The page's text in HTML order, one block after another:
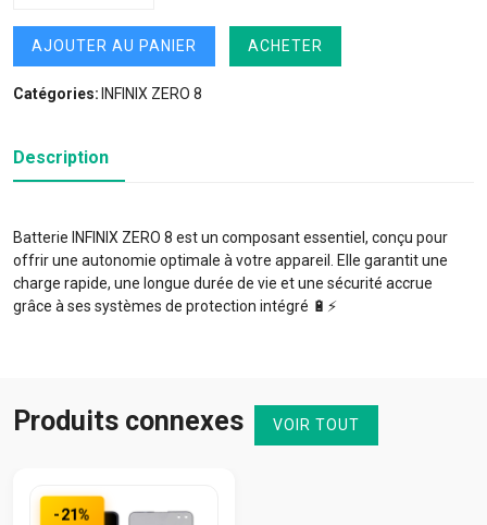
AJOUTER AU PANIER ACHETER
Catégories: INFINIX ZERO 8
Description
Batterie INFINIX ZERO 8 est un composant essentiel, conçu pour
offrir une autonomie optimale à votre appareil. Elle garantit une
charge rapide, une longue durée de vie et une sécurité accrue
grâce à ses systèmes de protection intégré 🔋⚡️
Produits connexes VOIR TOUT
-21%